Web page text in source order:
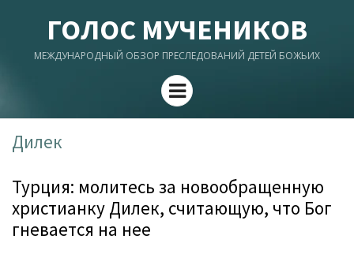
ГОЛОС МУЧЕНИКОВ
МЕЖДУНАРОДНЫЙ ОБЗОР ПРЕСЛЕДОВАНИЙ ДЕТЕЙ БОЖЬИХ
Menu
Дилек
Турция: молитесь за новообращенную
христианку Дилек, считающую, что Бог
гневается на нее